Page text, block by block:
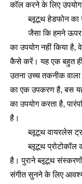
कॉल करने के लिए
ब्लूटूथ हेडफोन का
जैसा कि हमने ऊपर
का उपयोग नहीं किया
कैसे करें। यह एक बहुत ही
उतना उच्च तकनीक
का एक उपकरण है, बस
का उपयोग करता है,
है।
ब्लूटूथ वायरलेस
ब्लूटूथ प्रोटोकॉल
है। पुराने ब्लूटूथ
संगीत सुनने के लिए